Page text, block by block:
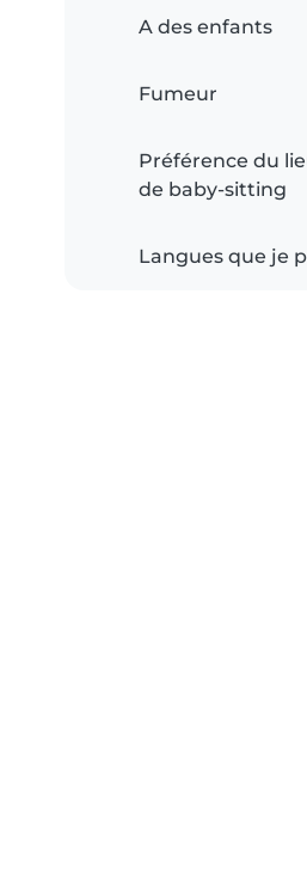
A des enfants
Fumeur
Préférence du
de baby-sitting
Langues que je